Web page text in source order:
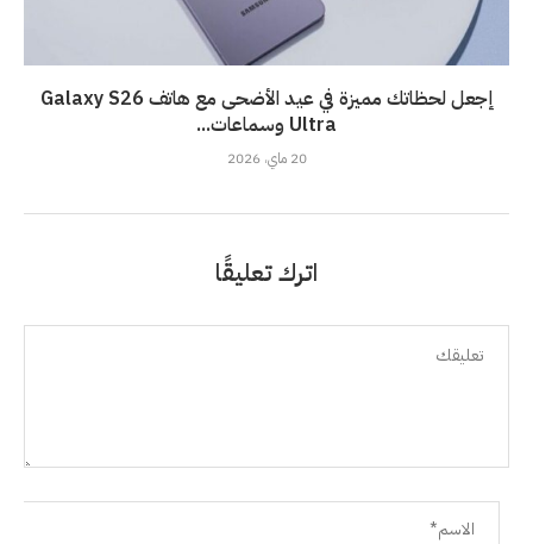
إجعل لحظاتك مميزة في عيد الأضحى مع هاتف Galaxy S26
Ultra وسماعات...
20 ماي، 2026
اترك تعليقًا